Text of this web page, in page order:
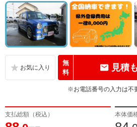
無
料
見積
※お電話番号の入力は不
支払総額（税込） 本体価